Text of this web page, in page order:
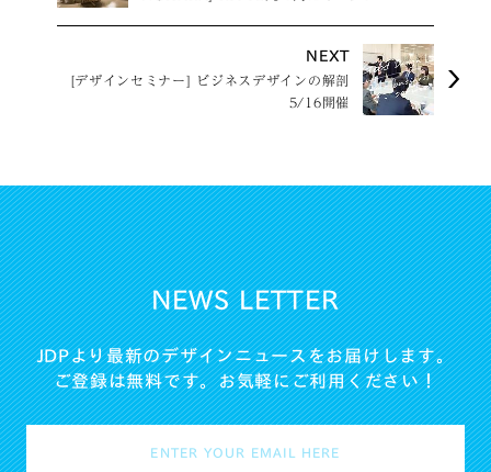
NEXT
[デザインセミナー] ビジネスデザインの解剖
5/16開催
NEWS LETTER
JDPより最新のデザインニュースをお届けします。
ご登録は無料です。お気軽にご利用ください！